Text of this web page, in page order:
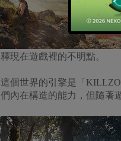
現在遊戲裡的不明點。
個世界的引擎是「
內在構造的能力，但隨著